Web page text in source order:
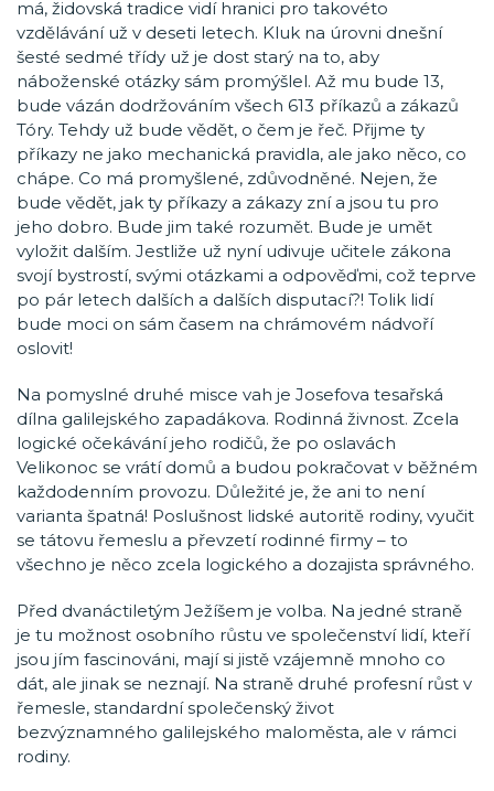
má, židovská tradice vidí hranici pro takovéto
vzdělávání už v deseti letech. Kluk na úrovni dnešní
šesté sedmé třídy už je dost starý na to, aby
náboženské otázky sám promýšlel. Až mu bude 13,
bude vázán dodržováním všech 613 příkazů a zákazů
Tóry. Tehdy už bude vědět, o čem je řeč. Přijme ty
příkazy ne jako mechanická pravidla, ale jako něco, co
chápe. Co má promyšlené, zdůvodněné. Nejen, že
bude vědět, jak ty příkazy a zákazy zní a jsou tu pro
jeho dobro. Bude jim také rozumět. Bude je umět
vyložit dalším. Jestliže už nyní udivuje učitele zákona
svojí bystrostí, svými otázkami a odpověďmi, což teprve
po pár letech dalších a dalších disputací?! Tolik lidí
bude moci on sám časem na chrámovém nádvoří
oslovit!
Na pomyslné druhé misce vah je Josefova tesařská
dílna galilejského zapadákova. Rodinná živnost. Zcela
logické očekávání jeho rodičů, že po oslavách
Velikonoc se vrátí domů a budou pokračovat v běžném
každodenním provozu. Důležité je, že ani to není
varianta špatná! Poslušnost lidské autoritě rodiny, vyučit
se tátovu řemeslu a převzetí rodinné firmy – to
všechno je něco zcela logického a dozajista správného.
Před dvanáctiletým Ježíšem je volba. Na jedné straně
je tu možnost osobního růstu ve společenství lidí, kteří
jsou jím fascinováni, mají si jistě vzájemně mnoho co
dát, ale jinak se neznají. Na straně druhé profesní růst v
řemesle, standardní společenský život
bezvýznamného galilejského maloměsta, ale v rámci
rodiny.